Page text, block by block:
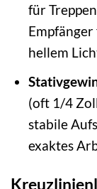
für
hellem
(oft 1/4
stabile
exaktes